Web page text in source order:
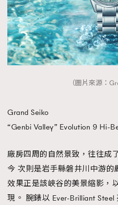
（圖片來源：
Grand Seiko
“Genbi Valley” Evolution 9 Hi-
廠房四周的自然景致，往往成
今 次則是岩手縣磐井川中游
效果正是該峽谷的美景縮影，
現。 腕錶以 Ever-Brilliant